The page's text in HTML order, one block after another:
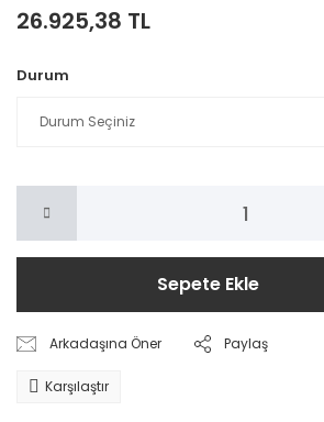
26.925,38 TL
Durum
Sepete Ekle
Arkadaşına Öner Paylaş
Karşılaştır